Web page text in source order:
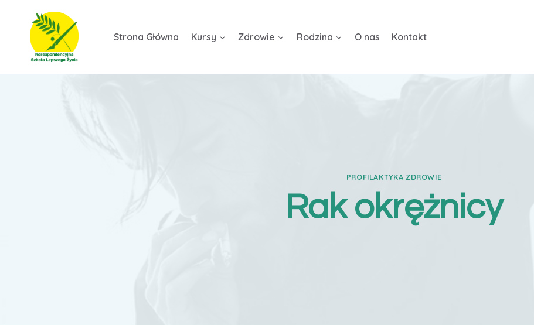
Strona Główna Kursy Zdrowie Rodzina O nas Kontakt
PROFILAKTYKA|ZDROWIE
Rak okrężnicy